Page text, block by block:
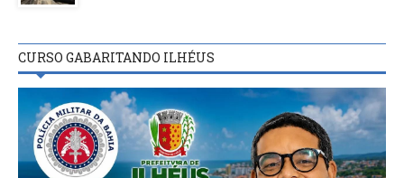
CURSO GABARITANDO ILHÉUS